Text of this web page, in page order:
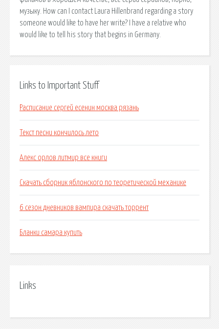
музыку. How can I contact Laura Hillenbrand regarding a story
someone would like to have her write? I have a relative who
would like to tell his story that begins in Germany.
Links to Important Stuff
Расписание сергей есенин москва рязань
Текст песни кончилось лето
Алекс орлов литмир все книги
Скачать сборник яблонского по теоретической механике
6 сезон дневников вампира скачать торрент
Бланки самара купить
Links